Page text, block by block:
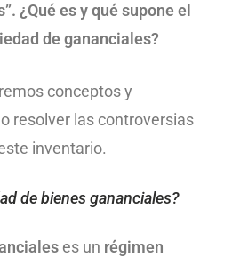
¿Qué es y qué supone el
de gananciales?
conceptos y
resolver las controversias
inventario.
de bienes gananciales?
es un régimen